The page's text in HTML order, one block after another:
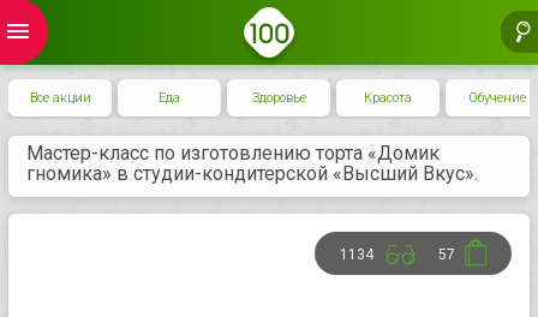
menu
Все акции Еда Здоровье Красота Обучение
Мастер-класс по изготовлению торта «Домик
гномика» в студии-кондитерской «Высший Вкус».
1134 57